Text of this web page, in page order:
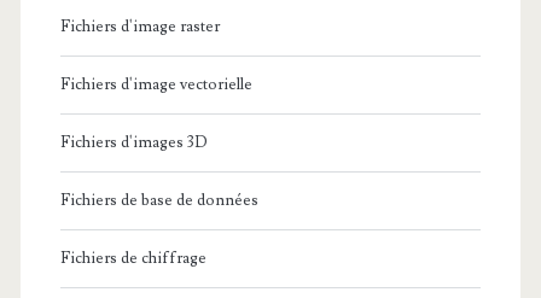
Fichiers d'image raster
Fichiers d'image vectorielle
Fichiers d'images 3D
Fichiers de base de données
Fichiers de chiffrage